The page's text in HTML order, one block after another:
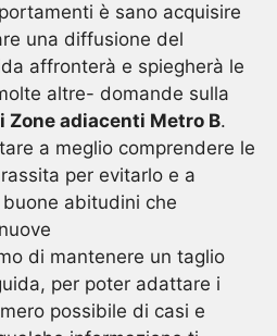
è sano acquisire
una diffusione del
affronterà e spiegherà le
altre- domande sulla
adiacenti Metro B.
a meglio comprendere le
per evitarlo e a
abitudini che
di mantenere un taglio
per poter adattare i
possibile di casi e